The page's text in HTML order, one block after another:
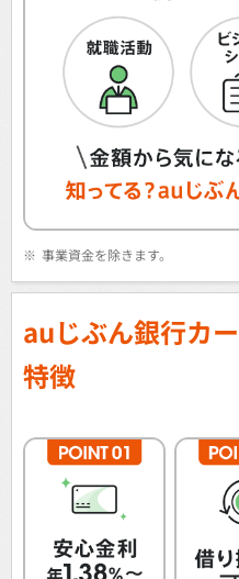
※ 事業資金を除きます。
auじぶん銀行カ
特徴